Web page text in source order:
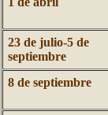
23 de julio-5 de
septiembre
8 de septiembre